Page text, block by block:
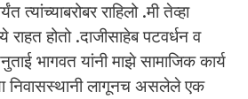
राहिलो .मी तेव्हा
राहत होतो .दाजीसाहेब पटवर्धन व
भागवत यांनी माझे सामाजिक कार्य
निवासस्थानी लागूनच असलेले एक